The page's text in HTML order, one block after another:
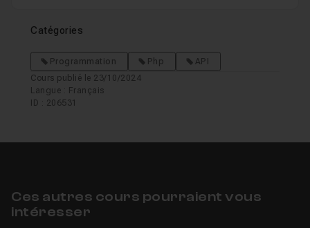
Catégories
Programmation Php
API
Cours publié le 23/10/2024
Langue : Français
ID : 206531
Ces autres cours pourraient vous
intéresser